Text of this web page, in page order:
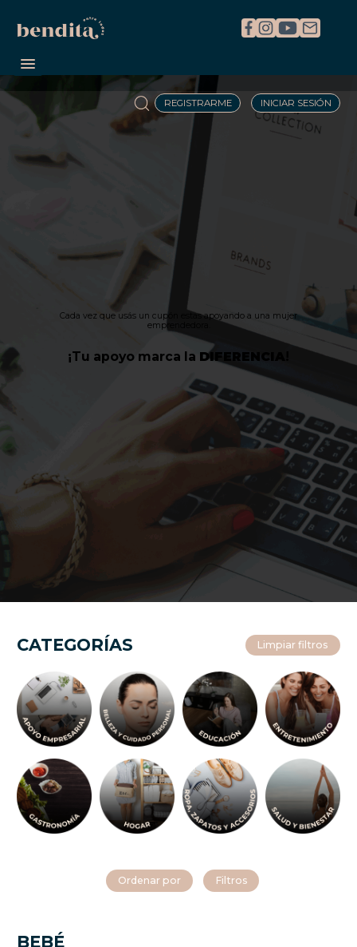
REGISTRARME INICIAR SESIÓN
Cada vez que usás un cupón estas apoyando a una mujer
emprendedora.
¡Tu apoyo marca la DIFERENCIA
CATEGORÍAS Limpiar filtros
Ordenar por Filtros
BEBÉ